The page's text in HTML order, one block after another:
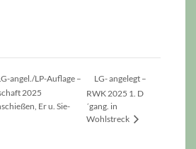
angel./LP-Auflage –
2025
Er u. Sie-
LG- angelegt –
RWK 2025 1. D
´gang. in
Wohlstreck